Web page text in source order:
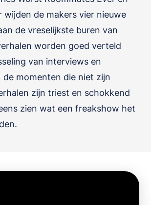
wijden de makers vier nieuwe
de vreselijkste buren van
worden goed verteld
van interviews en
de momenten die niet zijn
zijn triest en schokkend
zien wat een freakshow het